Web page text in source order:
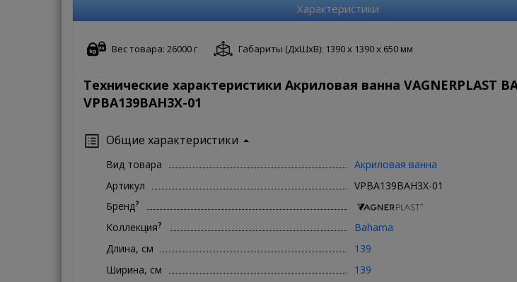
Характеристики
Вес товара: 26000 г Габариты (ДxШxВ): 1390 x 1390 x 650 мм
Технические характеристики Акриловая ванна VAGNERPLAST
VPBA139BAH3X-01
Общие характеристики
Вид товара
Акриловая ванна
Артикул
VPBA139BAH3X-01
Бренд?
Коллекция?
Bahama
Длина, см
139
Ширина, см
139